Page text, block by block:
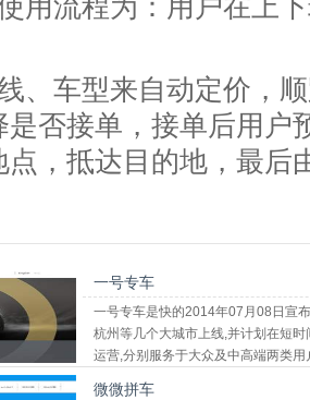
用流程为：用户在上
、车型来自动定价，
是否接单，接单后用户
点，抵达目的地，最后
一号专车
一号专车是快的2014年07月08日宣
杭州等几个大城市上线,并计划在短
运营,分别服务于大众及中高端两类用
微微拼车